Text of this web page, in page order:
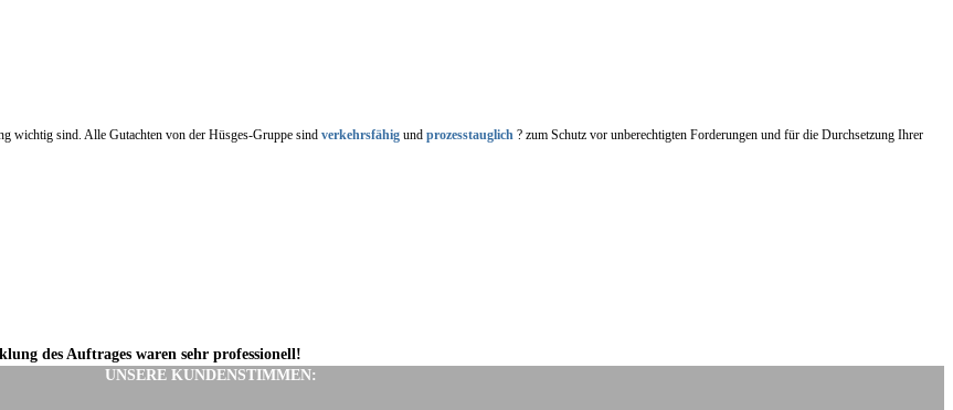
wichtig sind. Alle Gutachten von der Hüsges-Gruppe sind verkehrsfähig und prozesstauglich ? zum Schutz vor unberechtigten Forderungen und für die Durchsetzung Ihrer
UNSERE KUNDENSTIMMEN:
des Auftrages waren sehr professionell!